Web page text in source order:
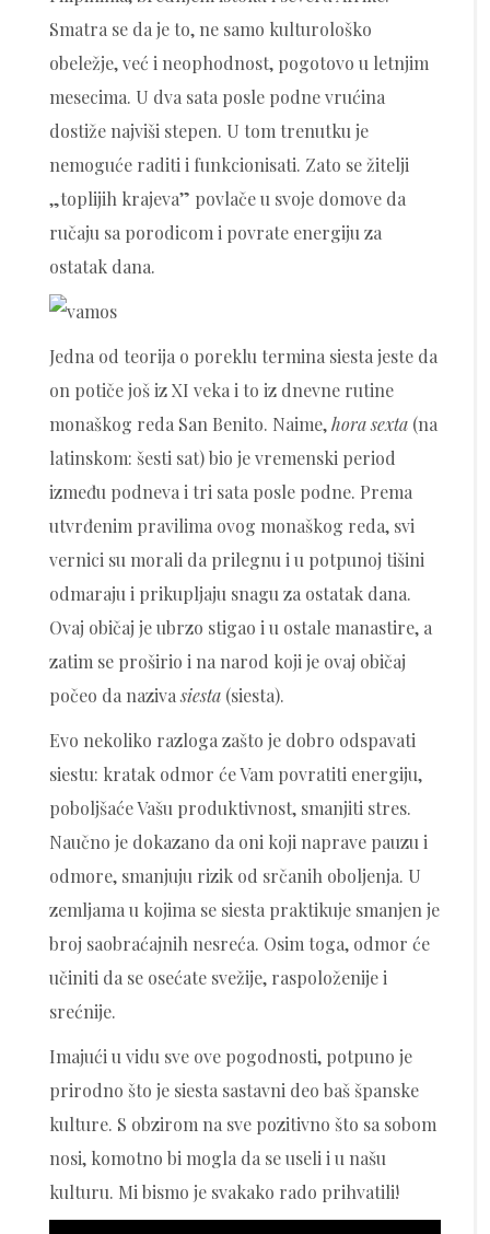
Smatra se da je to, ne samo kulturološko
obeležje, već i neophodnost, pogotovo u letnjim
mesecima. U dva sata posle podne vrućina
dostiže najviši stepen. U tom trenutku je
nemoguće raditi i funkcionisati. Zato se žitelji
„toplijih krajeva” povlače u svoje domove da
ručaju sa porodicom i povrate energiju za
ostatak dana.
Jedna od teorija o poreklu termina siesta jeste da
on potiče još iz XI veka i to iz dnevne rutine
monaškog reda San Benito. Naime,hora sexta (na
latinskom: šesti sat) bio je vremenski period
između podneva i tri sata posle podne. Prema
utvrđenim pravilima ovog monaškog reda, svi
vernici su morali da prilegnu i u potpunoj tišini
odmaraju i prikupljaju snagu za ostatak dana.
Ovaj običaj je ubrzo stigao i u ostale manastire, a
zatim se proširio i na narod koji je ovaj običaj
počeo da nazivasiesta (siesta).
Evo nekoliko razloga zašto je dobro odspavati
siestu: kratak odmor će Vam povratiti energiju,
poboljšaće Vašu produktivnost, smanjiti stres.
Naučno je dokazano da oni koji naprave pauzu i
odmore, smanjuju rizik od srčanih oboljenja. U
zemljama u kojima se siesta praktikuje smanjen je
broj saobraćajnih nesreća. Osim toga, odmor će
učiniti da se osećate svežije, raspoloženije i
srećnije.
Imajući u vidu sve ove pogodnosti, potpuno je
prirodno što je siesta sastavni deo baš španske
kulture. S obzirom na sve pozitivno što sa sobom
nosi, komotno bi mogla da se useli i u našu
kulturu. Mi bismo je svakako rado prihvatili!